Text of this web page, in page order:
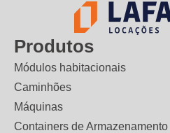
Produtos
Módulos habitacionais
Caminhões
Máquinas
Containers de Armazenamento